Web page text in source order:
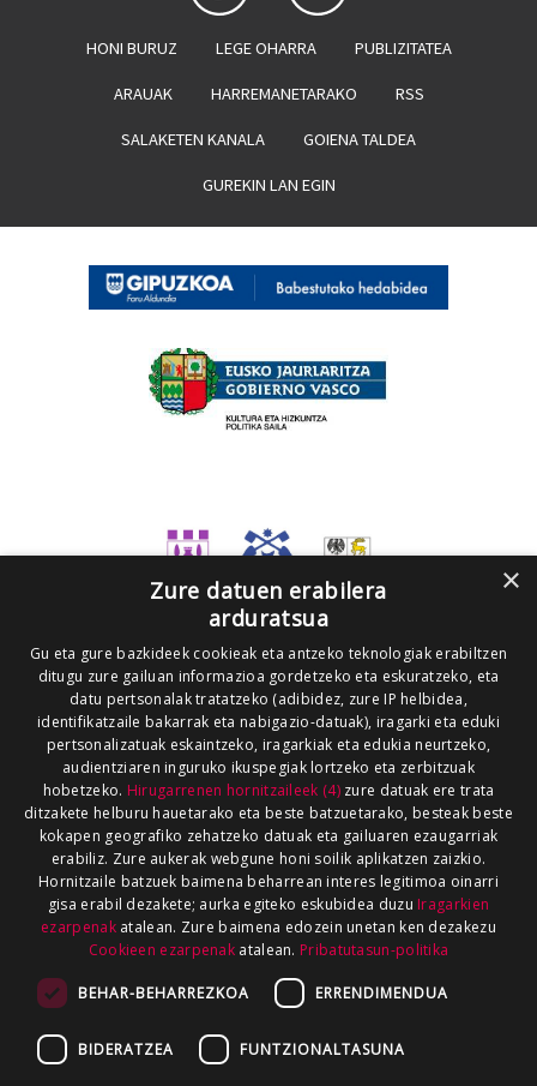
HONI BURUZ LEGE OHARRA PUBLIZITATEA
ARAUAK HARREMANETARAKO RSS
SALAKETEN KANALA GOIENA TALDEA
GUREKIN LAN EGIN
×
Zure datuen erabilera
arduratsua
Gu eta gure bazkideek cookieak eta antzeko teknologiak erabiltzen
ditugu zure gailuan informazioa gordetzeko eta eskuratzeko, eta
datu pertsonalak tratatzeko (adibidez, zure IP helbidea,
identifikatzaile bakarrak eta nabigazio-datuak), iragarki eta eduki
pertsonalizatuak eskaintzeko, iragarkiak eta edukia neurtzeko,
audientziaren inguruko ikuspegiak lortzeko eta zerbitzuak
hobetzeko. Hirugarrenen hornitzaileek (4)zure datuak ere trata
ditzakete helburu hauetarako eta beste batzuetarako, besteak beste
kokapen geografiko zehatzeko datuak eta gailuaren ezaugarriak
erabiliz. Zure aukerak webgune honi soilik aplikatzen zaizkio.
Hornitzaile batzuek baimena beharrean interes legitimoa oinarri
gisa erabil dezakete; aurka egiteko eskubidea duzu Iragarkien
ezarpenakatalean. Zure baimena edozein unetan ken dezakezu
Cookieen ezarpenak atalean. Pribatutasun-politika
BEHAR-BEHARREZKOA ERRENDIMENDUA
BIDERATZEA FUNTZIONALTASUNA